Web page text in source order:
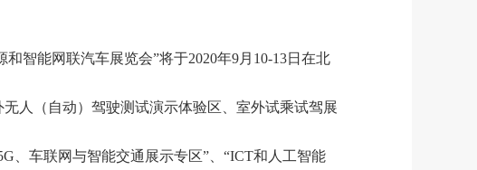
智能网联汽车展览会”将于2020年9月10-13日在北
人（自动）驾驶测试演示体验区、室外试乘试驾展
、车联网与智能交通展示专区”、“ICT和人工智能